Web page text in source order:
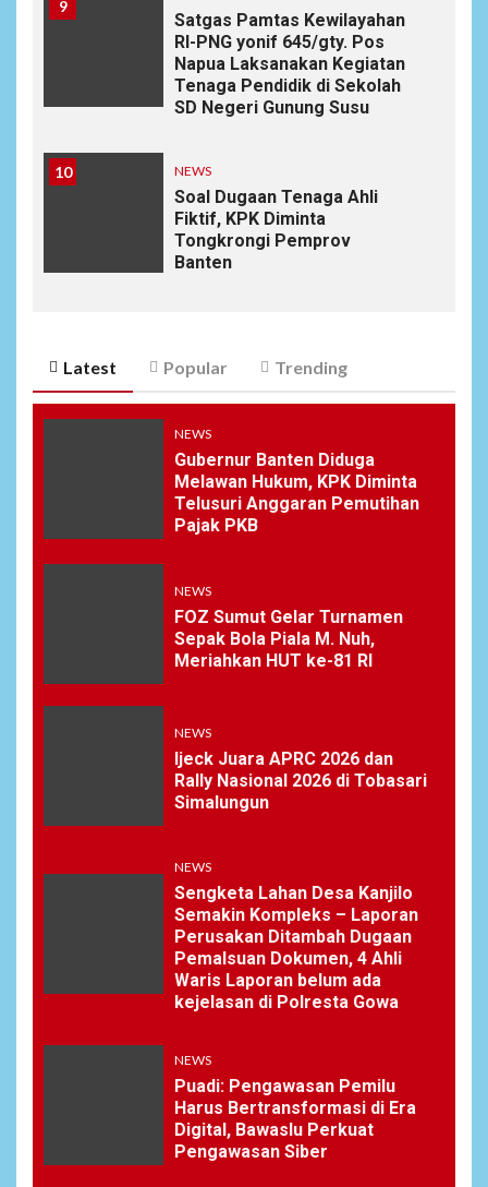
9
Satgas Pamtas Kewilayahan
RI-PNG yonif 645/gty. Pos
Napua Laksanakan Kegiatan
Tenaga Pendidik di Sekolah
SD Negeri Gunung Susu
10 NEWS
Soal Dugaan Tenaga Ahli
Fiktif, KPK Diminta
Tongkrongi Pemprov
Banten
Latest Popular Trending
NEWS
Gubernur Banten Diduga
Melawan Hukum, KPK Diminta
Telusuri Anggaran Pemutihan
Pajak PKB
NEWS
FOZ Sumut Gelar Turnamen
Sepak Bola Piala M. Nuh,
Meriahkan HUT ke-81 RI
NEWS
Ijeck Juara APRC 2026 dan
Rally Nasional 2026 di Tobasari
Simalungun
NEWS
Sengketa Lahan Desa Kanjilo
Semakin Kompleks – Laporan
Perusakan Ditambah Dugaan
Pemalsuan Dokumen, 4 Ahli
Waris Laporan belum ada
kejelasan di Polresta Gowa
NEWS
Puadi: Pengawasan Pemilu
Harus Bertransformasi di Era
Digital, Bawaslu Perkuat
Pengawasan Siber